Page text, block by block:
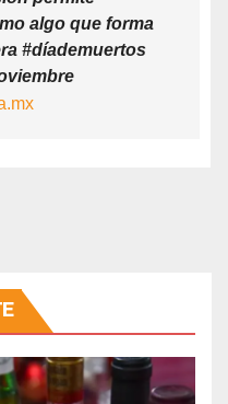
algo que forma
#díademuertos